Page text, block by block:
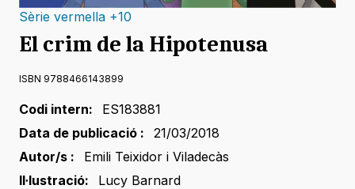
Sèrie vermella +10
El crim de la Hipotenusa
ISBN 9788466143899
Codi intern:
ES183881
Data de publicació :
21/03/2018
Autor/s :
Emili Teixidor i Viladecàs
Il·lustració:
Lucy Barnard